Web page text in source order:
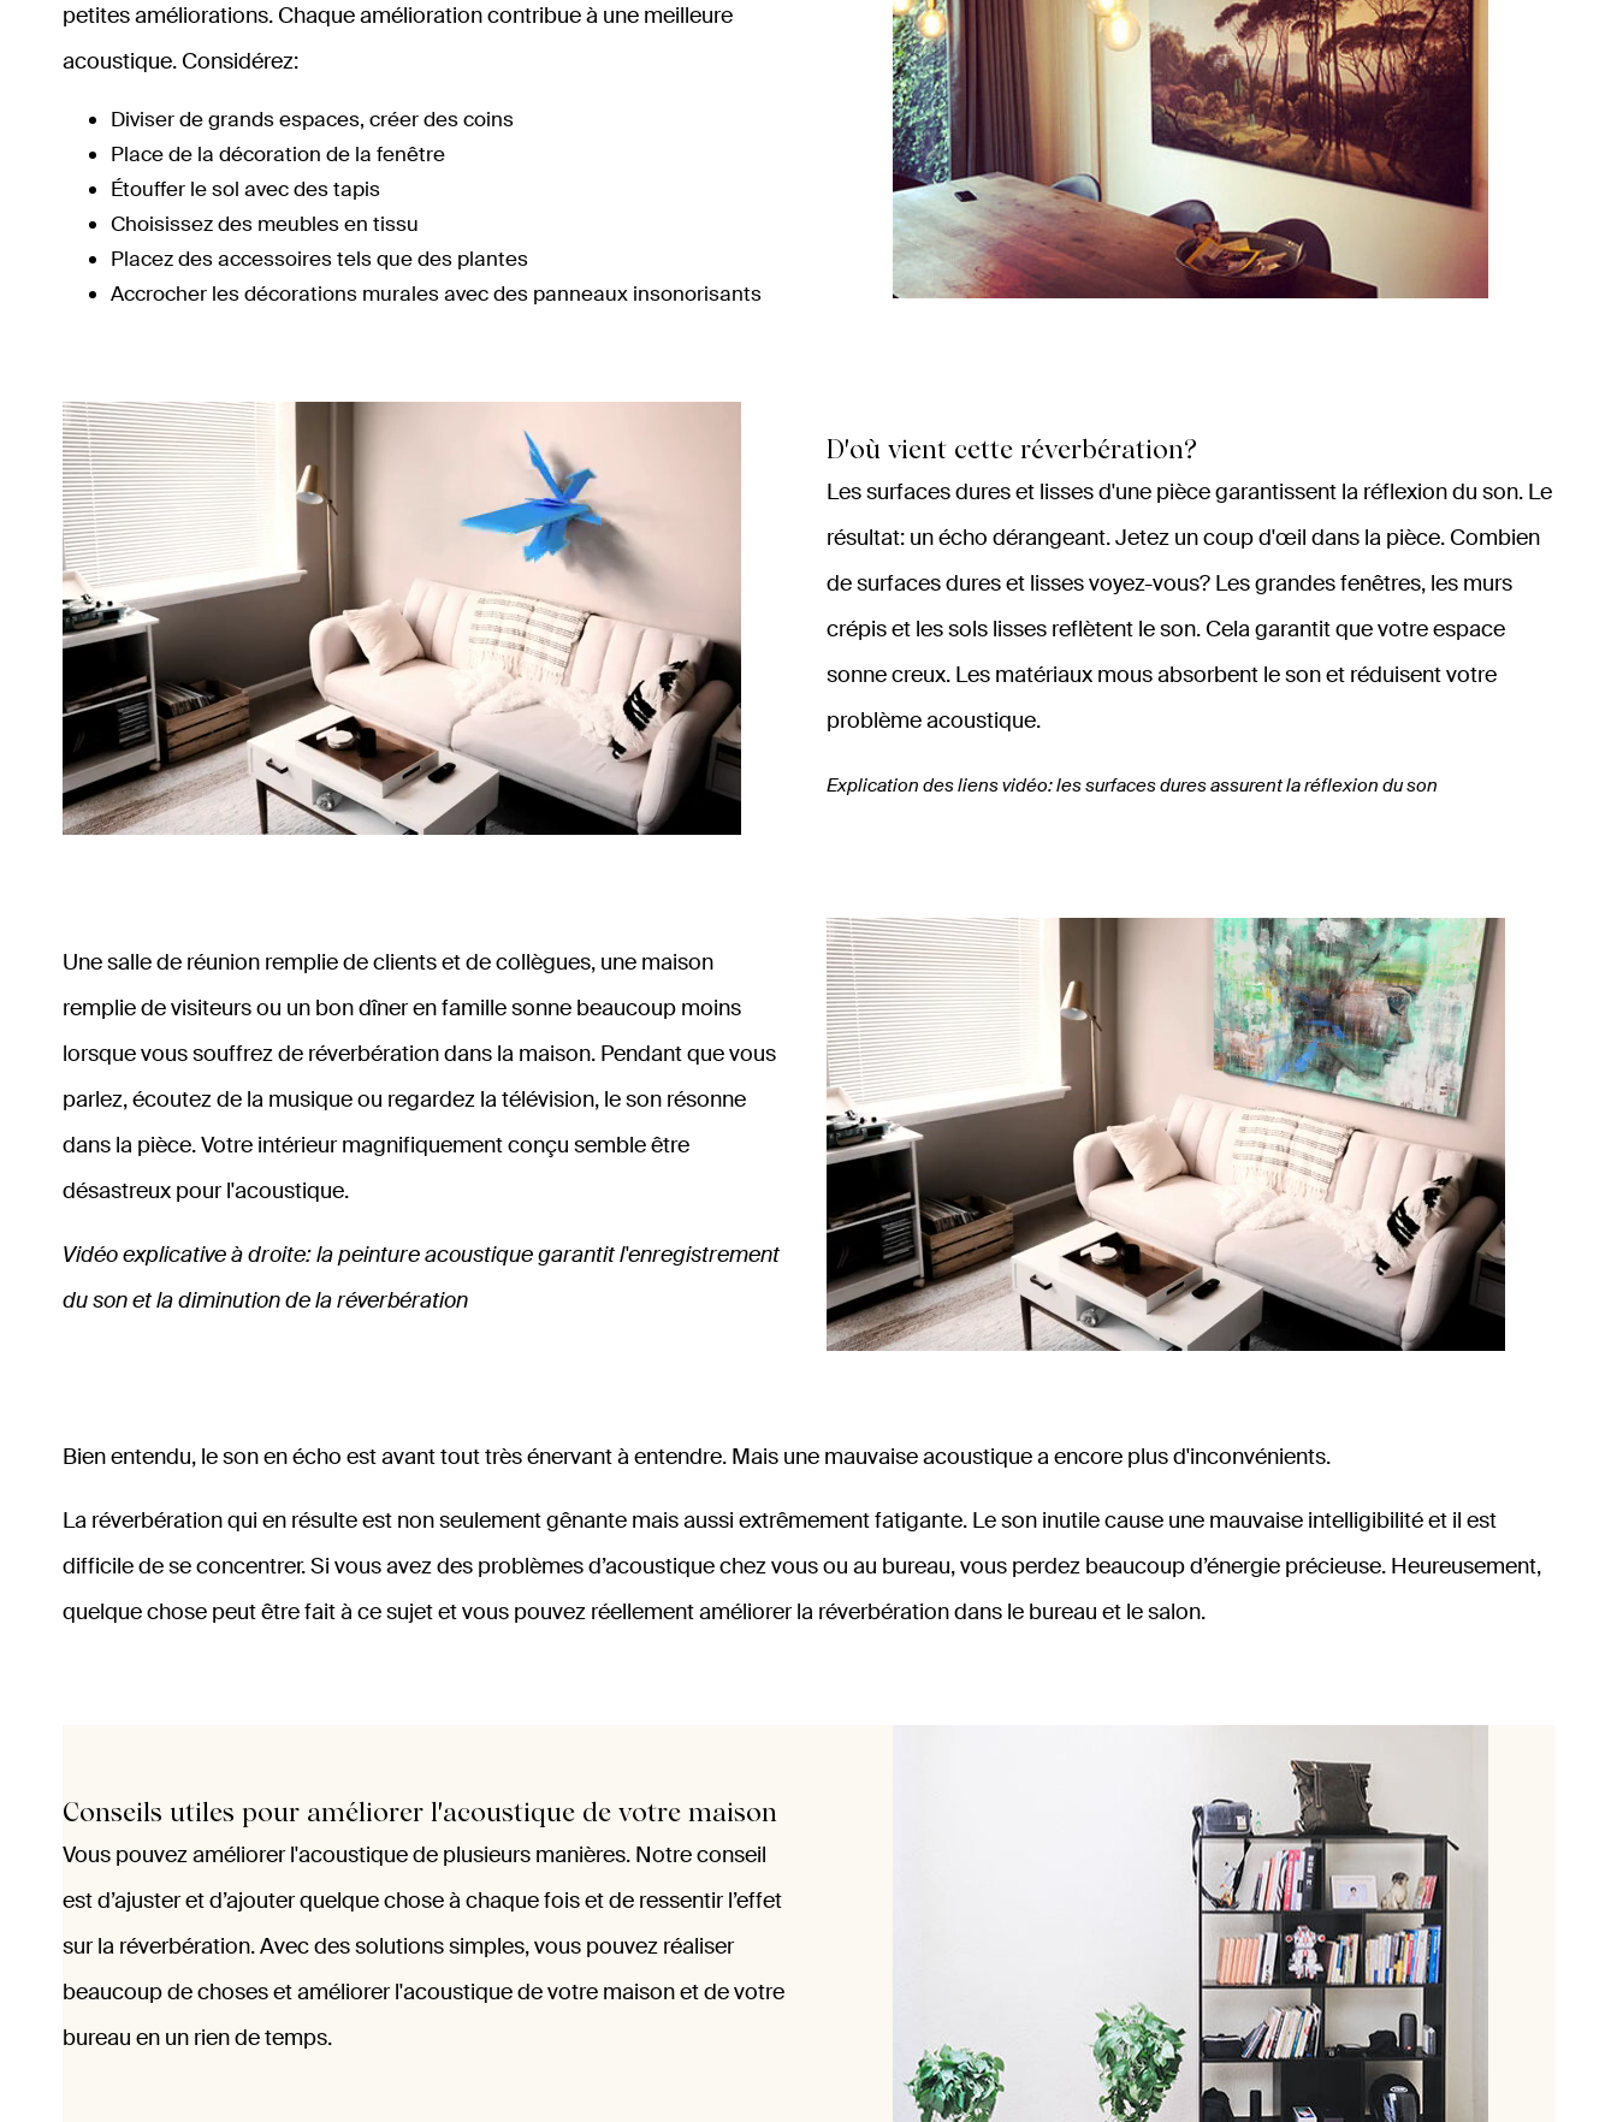
petites améliorations. Chaque amélioration contribue à une meilleure
acoustique. Considérez:
Diviser de grands espaces, créer des coins
Place de la décoration de la fenêtre
Étouffer le sol avec des tapis
Choisissez des meubles en tissu
Placez des accessoires tels que des plantes
Accrocher les décorations murales avec des panneaux insonorisants
D'où vient cette réverbération?
Les surfaces dures et lisses d'une pièce garantissent la réflexion du son. Le
résultat: un écho dérangeant. Jetez un coup d'œil dans la pièce. Combien
de surfaces dures et lisses voyez-vous? Les grandes fenêtres, les murs
crépis et les sols lisses reflètent le son. Cela garantit que votre espace
sonne creux. Les matériaux mous absorbent le son et réduisent votre
problème acoustique.
Explication des liens vidéo: les surfaces dures assurent la réflexion du son
Une salle de réunion remplie de clients et de collègues, une maison
remplie de visiteurs ou un bon dîner en famille sonne beaucoup moins
lorsque vous souffrez de réverbération dans la maison. Pendant que vous
parlez, écoutez de la musique ou regardez la télévision, le son résonne
dans la pièce. Votre intérieur magnifiquement conçu semble être
désastreux pour l'acoustique.
Vidéo explicative à droite: la peinture acoustique garantit l'enregistrement
du son et la diminution de la réverbération
Bien entendu, le son en écho est avant tout très énervant à entendre. Mais une mauvaise acoustique a encore plus d'inconvénients.
La réverbération qui en résulte est non seulement gênante mais aussi extrêmement fatigante. Le son inutile cause une mauvaise intelligibilité et il est
difficile de se concentrer. Si vous avez des problèmes d’acoustique chez vous ou au bureau, vous perdez beaucoup d’énergie précieuse. Heureusement,
quelque chose peut être fait à ce sujet et vous pouvez réellement améliorer la réverbération dans le bureau et le salon.
Conseils utiles pour améliorer l'acoustique de votre maison
Vous pouvez améliorer l'acoustique de plusieurs manières. Notre conseil
est d’ajuster et d’ajouter quelque chose à chaque fois et de ressentir l’effet
sur la réverbération. Avec des solutions simples, vous pouvez réaliser
beaucoup de choses et améliorer l'acoustique de votre maison et de votre
bureau en un rien de temps.